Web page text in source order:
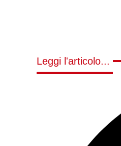
Leggi l'articolo...